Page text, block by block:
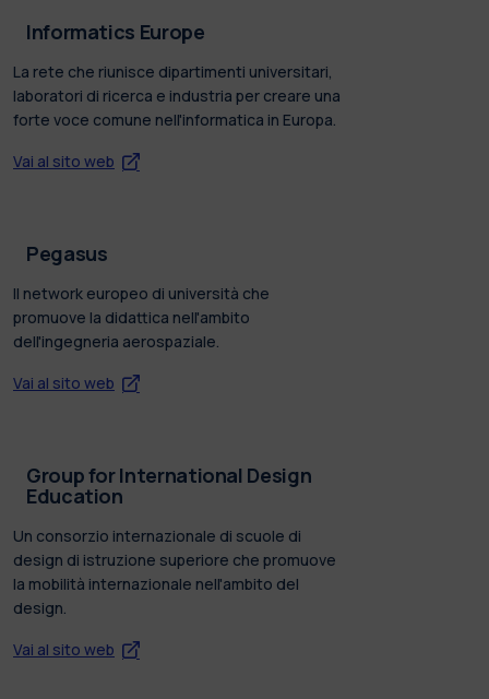
Informatics Europe
La rete che riunisce dipartimenti universitari,
laboratori di ricerca e industria per creare una
forte voce comune nell'informatica in Europa.
Vai al sito web
Pegasus
Il network europeo di università che
promuove la didattica nell'ambito
dell'ingegneria aerospaziale.
Vai al sito web
Group for International Design
Education
Un consorzio internazionale di scuole di
design di istruzione superiore che promuove
la mobilità internazionale nell'ambito del
design.
Vai al sito web